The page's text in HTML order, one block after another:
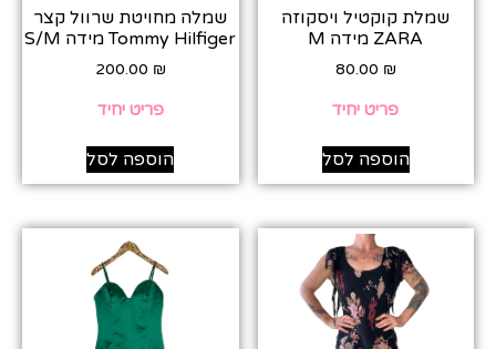
שמלת קוקטיל ויסקוזה
ZARA מידה M
80.00 ₪
פריט יחיד
הוספה לסל
שמלה מחויטת שרוול קצר
Tommy Hilfiger מידה S/M
200.00 ₪
פריט יחיד
הוספה לסל